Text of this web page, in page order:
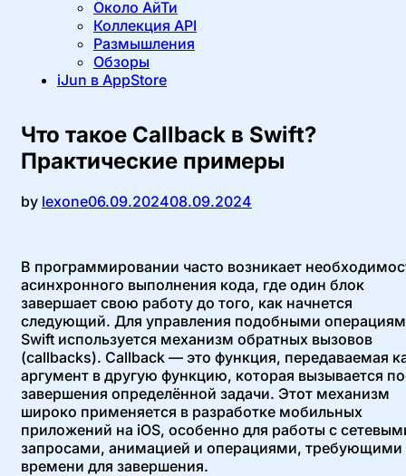
Около АйТи
Коллекция API
Размышления
Обзоры
iJun в AppStore
Что такое Callback в Swift?
Практические примеры
by lexoneОпубликовано
06.09.202408.09.2024
В программировании часто возникает
асинхронного выполнения кода, где один блок
завершает свою работу до того, как начнется
следующий. Для управления подобными
Swift используется механизм обратных вызовов
(callbacks). Callback — это функция, передаваемая
аргумент в другую функцию, которая вызывается
завершения определённой задачи. Этот механизм
широко применяется в разработке мобильных
приложений на iOS, особенно для работы с
запросами, анимацией и операциями, требующими
времени для завершения.